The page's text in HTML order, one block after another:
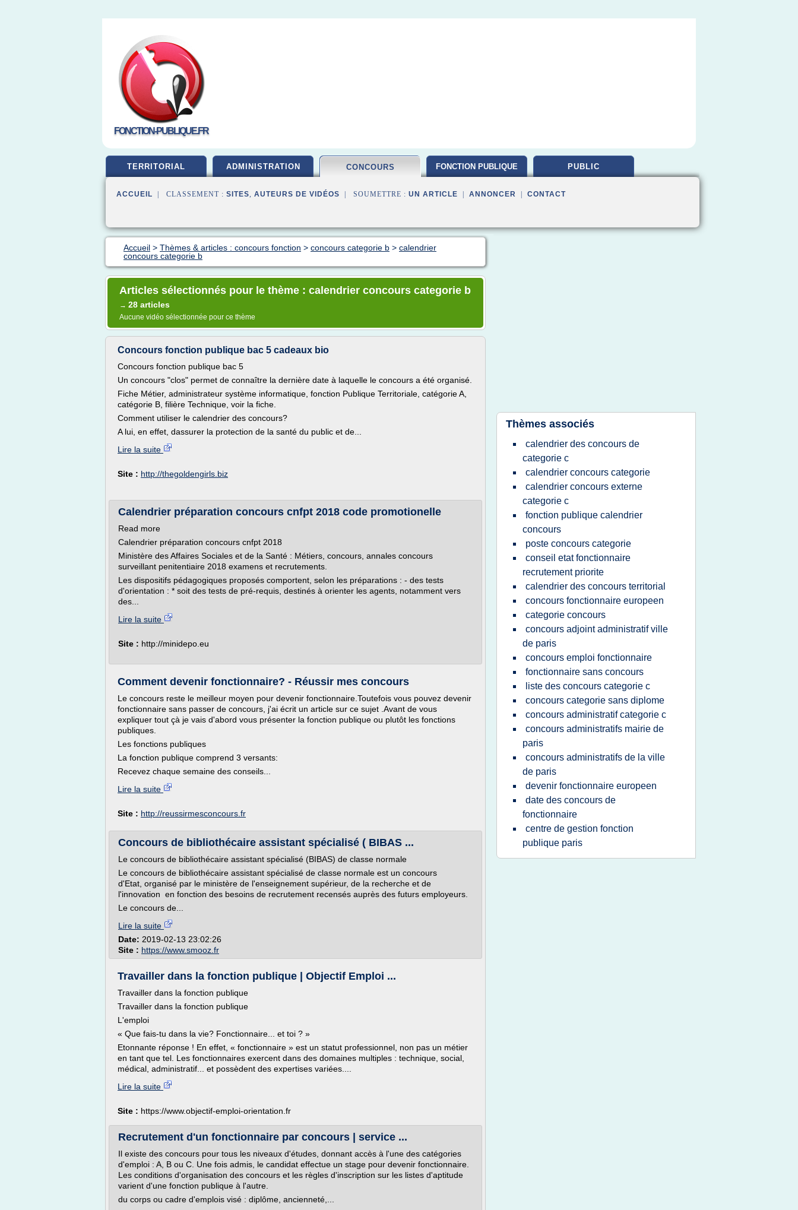
FONCTION-PUBLIQUE.FR
TERRITORIAL ADMINISTRATION CONCOURS FONCTION PUBLIQUE PUBLIC
ACCUEIL | CLASSEMENT : SITES, AUTEURS DE VIDÉOS | SOUMETTRE : UN ARTICLE ANNONCER CONTACT
Accueil > Thèmes & articles : concours fonction > concours categorie b > calendrier
concours categorie b
Articles sélectionnés pour le thème : calendrier concours categorie b
→ 28 articles
Aucune vidéo sélectionnée pour ce thème
Concours fonction publique bac 5 cadeaux bio
Concours fonction publique bac 5
Un concours "clos" permet de connaître la dernière date à laquelle le concours a été organisé.
Fiche Métier, administrateur système informatique, fonction Publique Territoriale, catégorie A,
catégorie B, filière Technique, voir la fiche.
Comment utiliser le calendrier des concours?
A lui, en effet, dassurer la protection de la santé du public et de...
Lire la suite
Site : http://thegoldengirls.biz
Calendrier préparation concours cnfpt 2018 code promotionelle
Read more
Calendrier préparation concours cnfpt 2018
Ministère des Affaires Sociales et de la Santé : Métiers, concours, annales concours
surveillant penitentiaire 2018 examens et recrutements.
Les dispositifs pédagogiques proposés comportent, selon les préparations : - des tests
d'orientation : * soit des tests de pré-requis, destinés à orienter les agents, notamment vers
des...
Lire la suite
Site : http://minidepo.eu
Comment devenir fonctionnaire? - Réussir mes concours
Le concours reste le meilleur moyen pour devenir fonctionnaire.Toutefois vous pouvez devenir
fonctionnaire sans passer de concours, j'ai écrit un article sur ce sujet .Avant de vous
expliquer tout çà je vais d'abord vous présenter la fonction publique ou plutôt les fonctions
publiques.
Les fonctions publiques
La fonction publique comprend 3 versants:
Recevez chaque semaine des conseils...
Lire la suite
Site : http://reussirmesconcours.fr
Concours de bibliothécaire assistant spécialisé ( BIBAS ...
Le concours de bibliothécaire assistant spécialisé (BIBAS) de classe normale
Le concours de bibliothécaire assistant spécialisé de classe normale est un concours
d'Etat, organisé par le ministère de l'enseignement supérieur, de la recherche et de
l'innovation en fonction des besoins de recrutement recensés auprès des futurs employeurs.
Le concours de...
Lire la suite
Date: 2019-02-13 23:02:26
Site : https://www.smooz.fr
Travailler dans la fonction publique | Objectif Emploi ...
Travailler dans la fonction publique
Travailler dans la fonction publique
L'emploi
« Que fais-tu dans la vie? Fonctionnaire... et toi ? »
Etonnante réponse ! En effet, « fonctionnaire » est un statut professionnel, non pas un métier
en tant que tel. Les fonctionnaires exercent dans des domaines multiples : technique, social,
médical, administratif... et possèdent des expertises variées....
Lire la suite
Site : https://www.objectif-emploi-orientation.fr
Recrutement d'un fonctionnaire par concours | service ...
Il existe des concours pour tous les niveaux d'études, donnant accès à l'une des catégories
d'emploi : A, B ou C. Une fois admis, le candidat effectue un stage pour devenir fonctionnaire.
Les conditions d'organisation des concours et les règles d'inscription sur les listes d'aptitude
varient d'une fonction publique à l'autre.
du corps ou cadre d'emplois visé : diplôme, ancienneté,...
Thèmes associés
calendrier des concours de
categorie c
calendrier concours categorie
calendrier concours externe
categorie c
fonction publique calendrier
concours
poste concours categorie
conseil etat fonctionnaire
recrutement priorite
calendrier des concours territorial
concours fonctionnaire europeen
categorie concours
concours adjoint administratif ville
de paris
concours emploi fonctionnaire
fonctionnaire sans concours
liste des concours categorie c
concours categorie sans diplome
concours administratif categorie c
concours administratifs mairie de
paris
concours administratifs de la ville
de paris
devenir fonctionnaire europeen
date des concours de
fonctionnaire
centre de gestion fonction
publique paris